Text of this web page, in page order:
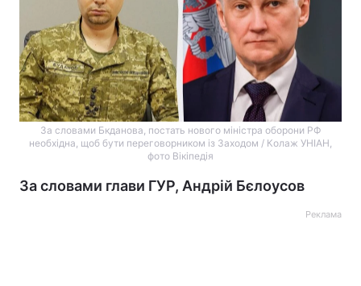
За словами Бкданова, постать нового міністра оборони РФ
необхідна, щоб бути переговорником із Заходом / Колаж УНІАН,
фото Вікіпедія
За словами глави ГУР, Андрій Бєлоусов
Реклама